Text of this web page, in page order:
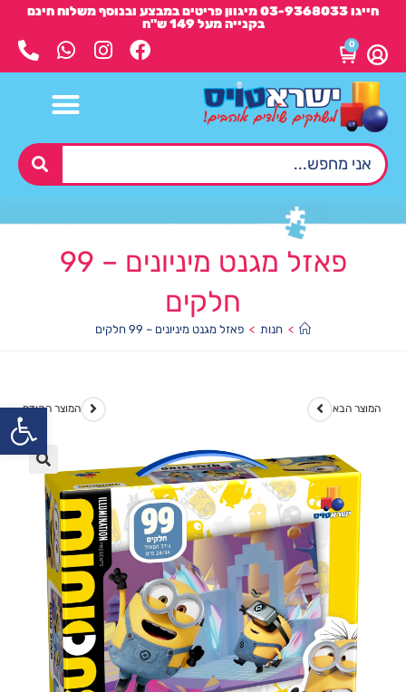
חייגו 03-9368033 מיגוון פריטים במבצע ובנוסף משלוח חינם
בקנייה מעל 149 ש"ח
0
פאזל מגנט מיניונים – 99
חלקים
> חנות > פאזל מגנט מיניונים – 99 חלקים
המוצר הקודם המוצר הבא